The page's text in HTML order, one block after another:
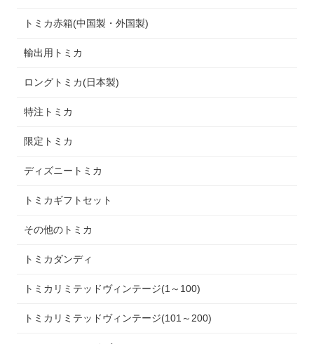
トミカ赤箱(中国製・外国製)
輸出用トミカ
ロングトミカ(日本製)
特注トミカ
限定トミカ
ディズニートミカ
トミカギフトセット
その他のトミカ
トミカダンディ
トミカリミテッドヴィンテージ(1～100)
トミカリミテッドヴィンテージ(101～200)